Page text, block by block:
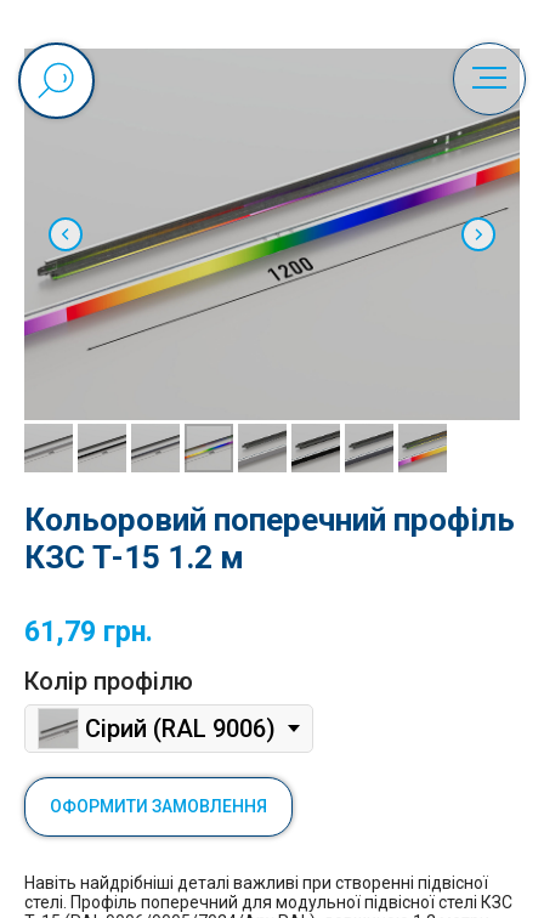
Кольоровий поперечний профіль
КЗС Т-15 1.2 м
61,79 грн.
Колір профілю
Сірий (RAL 9006)
ОФОРМИТИ ЗАМОВЛЕННЯ
Навіть найдрібніші деталі важливі при створенні підвісної
стелі. Профіль поперечний для модульної підвісної стелі КЗС